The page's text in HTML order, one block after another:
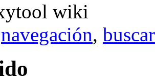
wiki
navegación, buscar